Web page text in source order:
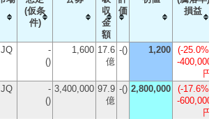
(仮条
件)
収
金
額
価
損益
JQ
-
()
1,600 17.6
億
-() 1,200 (-25.0%
-400,000
円
JQ
-
()
3,400,000 97.9
億
-() 2,800,000 (-17.6%
-600,000
円